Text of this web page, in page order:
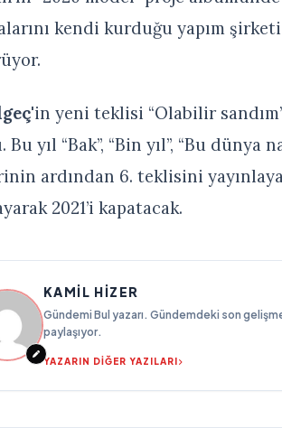
kendi kurduğu yapım
'in yeni teklisi “Olabilir
Bu yıl “Bak”, “Bin yıl”, “Bu dünya
ardından 6. teklisini
2021’i kapatacak.
KAMIL HIZER
Gündemi Bul yazarı. Gündemdeki son
paylaşıyor.
YAZARIN DİĞER YAZILARI